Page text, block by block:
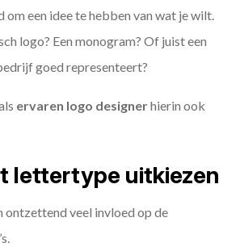
om een idee te hebben van wat je wilt.
logo? Een monogram? Of juist een
goed representeert?
ervaren logo designerhierin ook
lettertype uitkiezen
ontzettend veel invloed op de